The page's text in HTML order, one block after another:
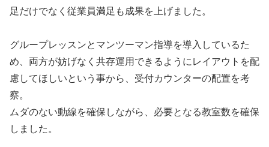
足だけでなく従業員満足も成果を上げました。
グループレッスンとマンツーマン指導を導入しているた
め、両方が妨げなく共存運用できるようにレイアウトを配
慮してほしいという事から、受付カウンターの配置を考
察。
ムダのない動線を確保しながら、必要となる教室数を確保
しました。